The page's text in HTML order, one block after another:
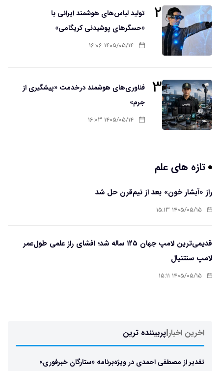
۲
تولید لباس‌های هوشمند ایرانی با
«حسگرهای پوشیدنی کریگامی»
۱۴۰۵/۰۵/۱۴ ۱۶:۰۶
۳
فناوری‌های هوشمند درخدمت «پیشگیری از
جرم»
۱۴۰۵/۰۵/۱۴ ۱۶:۰۳
تازه های علم
راز «آبشار خون» بعد از نیم‌قرن حل شد
۱۴۰۵/۰۵/۱۵ ۱۵:۱۳
قدیمی‌ترین لامپ جهان ۱۲۵ ساله شد؛ افشای راز علمی طول‌عمر
لامپ سنتنیال
۱۴۰۵/۰۵/۱۵ ۱۵:۱۱
اخرین اخبار|پربیننده ترین
تقدیر از مصطفی احمدی در ویژه‌برنامه «ستارگان خبرفوری»